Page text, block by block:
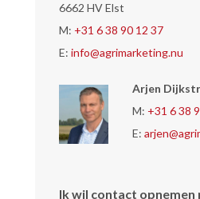
6662 HV Elst
M: +31 6 38 90 12 37
E: info@agrimarketing.nu
Arjen
M: +31 6 38
E:
Ik wil contact opnemen